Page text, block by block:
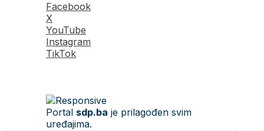
Facebook
X
YouTube
Instagram
TikTok
Portal sdp.ba je prilagođen svim
uređajima.